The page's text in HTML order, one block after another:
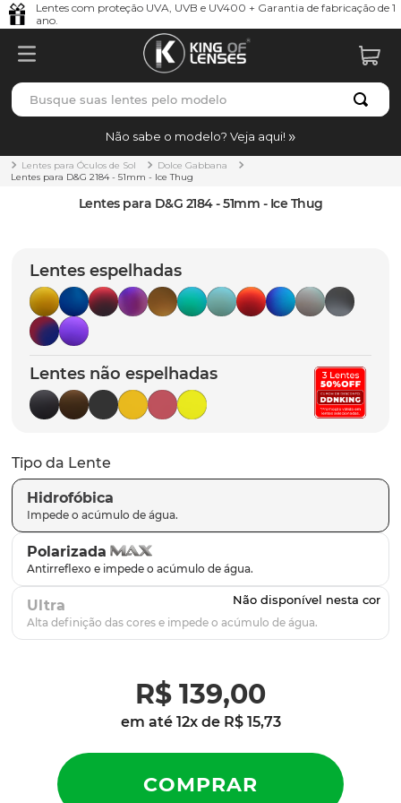
Lentes com proteção UVA, UVB e UV400 + Garantia de fabricação de 1
ano.
Busque suas lentes pelo modelo
Não sabe o modelo? Veja aqui!
Lentes para Óculos de Sol
Dolce Gabbana
Lentes para D&G 2184 - 51mm - Ice Thug
Lentes para D&G 2184 - 51mm - Ice Thug
Lentes espelhadas
Lentes não espelhadas
Tipo da Lente
Hidrofóbica
Polarizada
Ultra
R$ 139,00
em até 12x de R$ 15,73
TERMOS MAIS BUSCADOS
1º borrachas
holbrook
5º chaves
6º t-shock
7º gasket
8º parafusos
9º latch